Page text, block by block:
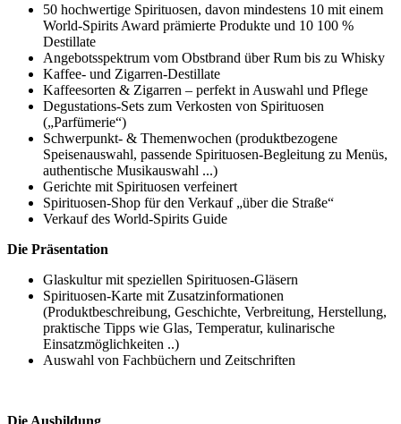
50 hochwertige Spirituosen, davon mindestens 10 mit einem
World-Spirits Award prämierte Produkte und 10 100 %
Destillate
Angebotsspektrum vom Obstbrand über Rum bis zu Whisky
Kaffee- und Zigarren-Destillate
Kaffeesorten & Zigarren – perfekt in Auswahl und Pflege
Degustations-Sets zum Verkosten von Spirituosen
(„Parfümerie“)
Schwerpunkt- & Themenwochen (produktbezogene
Speisenauswahl, passende Spirituosen-Begleitung zu Menüs,
authentische Musikauswahl ...)
Gerichte mit Spirituosen verfeinert
Spirituosen-Shop für den Verkauf „über die Straße“
Verkauf des World-Spirits Guide
Die Präsentation
Glaskultur mit speziellen Spirituosen-Gläsern
Spirituosen-Karte mit Zusatzinformationen
(Produktbeschreibung, Geschichte, Verbreitung, Herstellung,
praktische Tipps wie Glas, Temperatur, kulinarische
Einsatzmöglichkeiten ..)
Auswahl von Fachbüchern und Zeitschriften
Die Ausbildung